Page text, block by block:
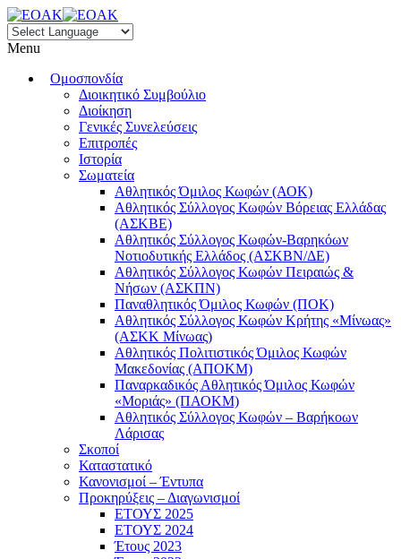
Menu
Ομοσπονδία
Διοικητικό Συμβούλιο
Διοίκηση
Γενικές Συνελεύσεις
Επιτροπές
Ιστορία
Σωματεία
Αθλητικός Όμιλος Κωφών (ΑΟΚ)
Αθλητικός Σύλλογος Κωφών Βόρειας Ελλάδας
(ΑΣΚΒΕ)
Αθλητικός Σύλλογος Κωφών-Βαρηκόων
Νοτιοδυτικής Ελλάδος (ΑΣΚΒΝ/ΔΕ)
Αθλητικός Σύλλογος Κωφών Πειραιώς &
Νήσων (ΑΣΚΠΝ)
Παναθλητικός Όμιλος Κωφών (ΠΟΚ)
Αθλητικός Σύλλογος Κωφών Κρήτης «Μίνωας»
(ΑΣΚΚ Μίνωας)
Αθλητικός Πολιτιστικός Όμιλος Κωφών
Μακεδονίας (ΑΠΟΚΜ)
Παναρκαδικός Αθλητικός Όμιλος Κωφών
«Μοριάς» (ΠΑΟΚΜ)
Αθλητικός Σύλλογος Κωφών – Βαρήκοων
Λάρισας
Σκοποί
Καταστατικό
Κανονισμοί – Έντυπα
Προκηρύξεις – Διαγωνισμοί
ΕΤΟΥΣ 2025
ΕΤΟΥΣ 2024
Έτους 2023